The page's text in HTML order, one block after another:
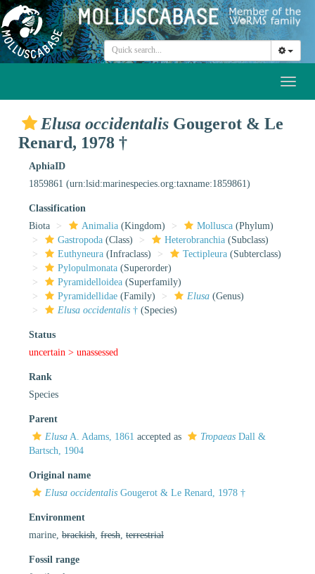
Elusa occidentalis Gougerot & Le
Renard, 1978 †
AphiaID
1859861 (urn:lsid:marinespecies.org:taxname:1859861)
Classification
Biota
Animalia (Kingdom) Mollusca (Phylum)
Gastropoda (Class) Heterobranchia (Subclass)
Euthyneura (Infraclass) Tectipleura (Subterclass)
Pylopulmonata (Superorder)
Pyramidelloidea (Superfamily)
Pyramidellidae (Family) Elusa (Genus)
Elusa occidentalis † (Species)
Status
uncertain > unassessed
Rank
Species
Parent
Elusa A. Adams, 1861 accepted as Tropaeas Dall &
Bartsch, 1904
Original name
Elusa occidentalis Gougerot & Le Renard, 1978 †
Environment
marine, brackish fresh terrestrial
Fossil range